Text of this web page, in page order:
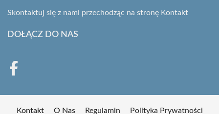
Skontaktuj się z nami przechodząc na stronę Kontakt
DOŁĄCZ DO NAS
Kontakt O Nas Regulamin Polityka Prywatności